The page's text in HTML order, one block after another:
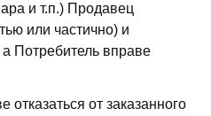
и т.п.) Продавец
или частично) и
Потребитель вправе
отказаться от заказанного